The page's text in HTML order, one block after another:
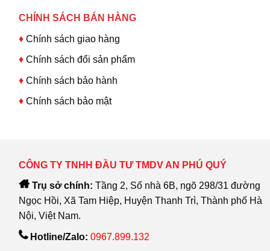
CHÍNH SÁCH BÁN HÀNG
♦ Chính sách giao hàng
♦ Chính sách đổi sản phẩm
♦ Chính sách bảo hành
♦ Chính sách bảo mật
CÔNG TY TNHH ĐẦU TƯ TMDV AN PHÚ QUÝ
Trụ sở chính: Tầng 2, Số nhà 6B, ngõ 298/31 đường
Ngọc Hồi, Xã Tam Hiệp, Huyện Thanh Trì, Thành phố Hà
Nội, Việt Nam.
Hotline/Zalo: 0967.899.132